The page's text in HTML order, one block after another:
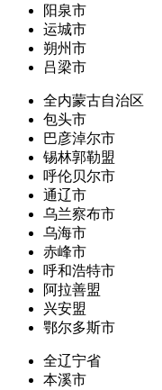
阳泉市
运城市
朔州市
吕梁市
全内蒙古自治区
包头市
巴彦淖尔市
锡林郭勒盟
呼伦贝尔市
通辽市
乌兰察布市
乌海市
赤峰市
呼和浩特市
阿拉善盟
兴安盟
鄂尔多斯市
全辽宁省
本溪市